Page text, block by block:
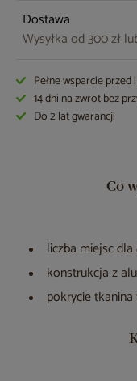
Dostawa
Wysyłka od 300 zł
Pełne wsparcie
14 dni na zwrot bez
Do 2 lat gwarancji
Co
liczba miejsc
konstrukcja z
pokrycie